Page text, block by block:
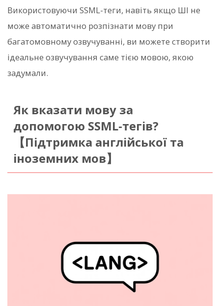
Використовуючи SSML-теги, навіть якщо ШІ не
може автоматично розпізнати мову при
багатомовному озвучуванні, ви можете створити
ідеальне озвучування саме тією мовою, якою
задумали.
Як вказати мову за
допомогою SSML-тегів?
【Підтримка англійської та
іноземних мов】